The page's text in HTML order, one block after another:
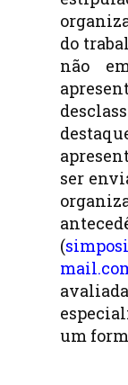
do
não
ser
(
um